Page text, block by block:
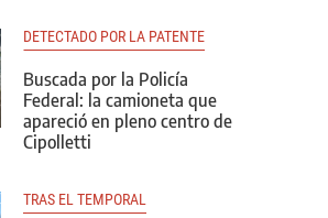
DETECTADO POR LA PATENTE
Buscada por la Policía
Federal: la camioneta que
apareció en pleno centro de
Cipolletti
TRAS EL TEMPORAL